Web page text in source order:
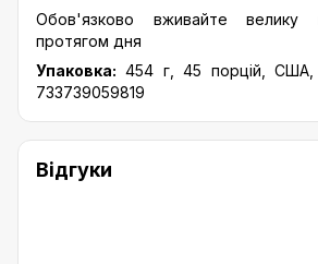
Обов'язково вживайте велику
протягом дня
Упаковка: 454 г, 45 порцій, США,
733739059819
Відгуки